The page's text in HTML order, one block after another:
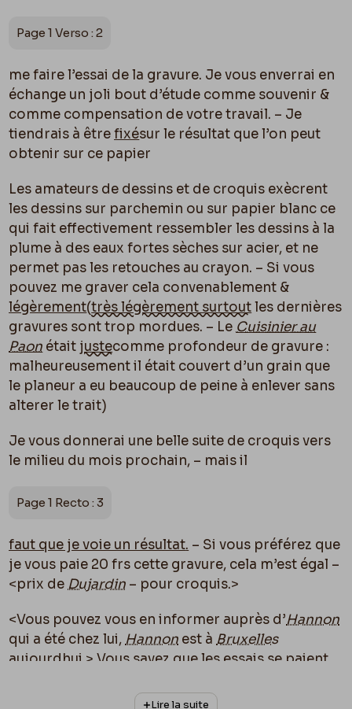
Page 1 Verso : 2
me faire l’essai de la gravure. Je vous enverrai en
échange un joli bout d’étude comme souvenir &
comme compensation de votre travail. – Je
tiendrais à êtrefixésur le résultat que l’on peut
obtenir sur ce papier
Les amateurs de dessins et de croquis exècrent
les dessins sur parchemin ou sur papier blanc ce
qui fait effectivement ressembler les dessins à la
plume à des eaux fortes sèches sur acier, et ne
permet pas les retouches au crayon. – Si vous
pouvez me graver cela convenablement &
légèrement(très légèrement surtoutles dernières
gravures sont trop mordues. – Le Cuisinier au
Paon était justecomme profondeur de gravure :
malheureusement il était couvert d’un grain que
le planeur a eu beaucoup de peine à enlever sans
alterer le trait)
Je vous donnerai une belle suite de croquis vers
le milieu du mois prochain, – mais il
Page 1 Recto : 3
faut que je voie un résultat. – Si vous préférez que
je vous paie 20 frs cette gravure, cela m’est égal –
<prix de Dujardin – pour croquis.>
<Vous pouvez vous en informer auprès d’Hannon
qui a été chez lui, Hannon est à Bruxelles
aujourdhui.> Vous savez que les essais se paient
qu’aux essais, – les dernières gravures
Lire la suite